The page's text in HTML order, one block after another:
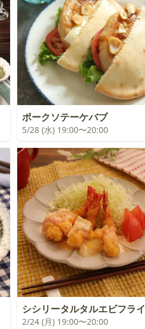
ポークソテーケバブ
5/28 (水) 19:00〜20:00
シシリータルタルエビフライ
2/24 (月) 19:00〜20:00